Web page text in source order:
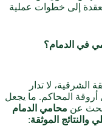
إلى خطوات عملية
في الدمام؟
الشرقية، لا تدار
أروقة المحاكم. ما يجعل
عن محامي الدمام
والنتائج الموثقة: